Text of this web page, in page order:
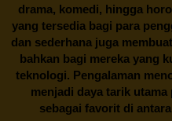
drama, komedi, hingga
yang tersedia bagi para
dan sederhana juga membuat
bahkan bagi mereka yang
teknologi. Pengalaman
menjadi daya tarik
sebagai favorit di